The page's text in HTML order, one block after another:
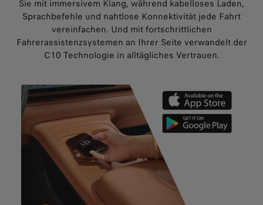
Sie mit immersivem Klang, während kabelloses Laden,
Sprachbefehle und nahtlose Konnektivität jede Fahrt
vereinfachen. Und mit fortschrittlichen
Fahrerassistenzsystemen an Ihrer Seite verwandelt der
C10 Technologie in alltägliches Vertrauen.